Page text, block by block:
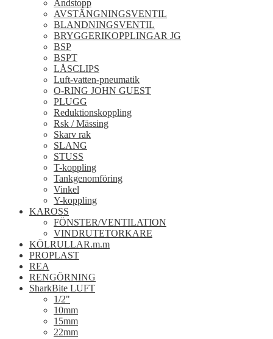
Ändstopp
AVSTÄNGNINGSVENTIL
BLANDNINGSVENTIL
BRYGGERIKOPPLINGAR JG
BSP
BSPT
LÅSCLIPS
Luft-vatten-pneumatik
O-RING JOHN GUEST
PLUGG
Reduktionskoppling
Rsk / Mässing
Skarv rak
SLANG
STUSS
T-koppling
Tankgenomföring
Vinkel
Y-koppling
KAROSS
FÖNSTER/VENTILATION
VINDRUTETORKARE
KÖLRULLAR.m.m
PROPLAST
REA
RENGÖRNING
SharkBite LUFT
1/2"
10mm
15mm
22mm